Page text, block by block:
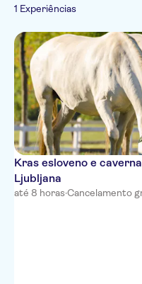
Francês
1 Experiências
Kras esloveno e
Ljubljana
até 8 horas·Cancelamento